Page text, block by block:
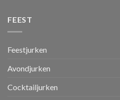
FEEST
Feestjurken
Avondjurken
Cocktailjurken